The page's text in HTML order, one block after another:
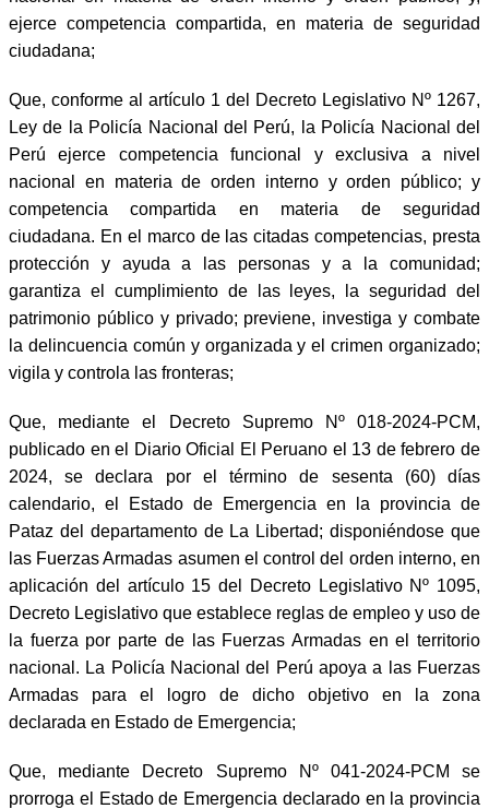
ejerce competencia compartida, en materia de seguridad
ciudadana;
Que, conforme al artículo 1 del Decreto Legislativo Nº 1267,
Ley de la Policía Nacional del Perú, la Policía Nacional del
Perú ejerce competencia funcional y exclusiva a nivel
nacional en materia de orden interno y orden público; y
competencia compartida en materia de seguridad
ciudadana. En el marco de las citadas competencias, presta
protección y ayuda a las personas y a la comunidad;
garantiza el cumplimiento de las leyes, la seguridad del
patrimonio público y privado; previene, investiga y combate
la delincuencia común y organizada y el crimen organizado;
vigila y controla las fronteras;
Que, mediante el Decreto Supremo Nº 018-2024-PCM,
publicado en el Diario Oficial El Peruano el 13 de febrero de
2024, se declara por el término de sesenta (60) días
calendario, el Estado de Emergencia en la provincia de
Pataz del departamento de La Libertad; disponiéndose que
las Fuerzas Armadas asumen el control del orden interno, en
aplicación del artículo 15 del Decreto Legislativo Nº 1095,
Decreto Legislativo que establece reglas de empleo y uso de
la fuerza por parte de las Fuerzas Armadas en el territorio
nacional. La Policía Nacional del Perú apoya a las Fuerzas
Armadas para el logro de dicho objetivo en la zona
declarada en Estado de Emergencia;
Que, mediante Decreto Supremo Nº 041-2024-PCM se
prorroga el Estado de Emergencia declarado en la provincia